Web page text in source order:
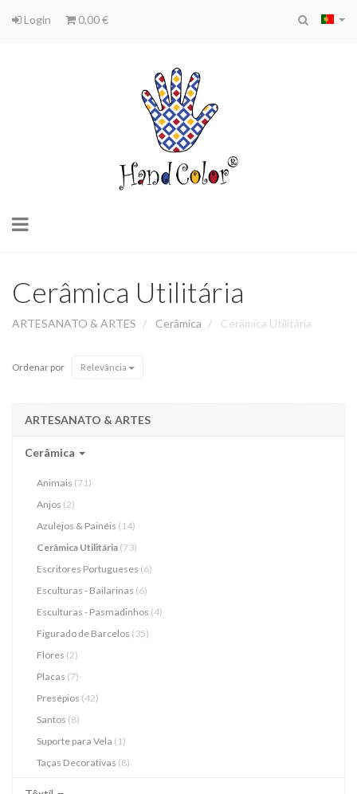
Login 0,00 €
Toggle
Cerâmica Utilitária
ARTESANATO & ARTES Cerâmica Cerâmica Utilitária
Ordenar por Relevância
ARTESANATO & ARTES
Cerâmica
Animais (71)
Anjos (2)
Azulejos & Painéis (14)
Cerâmica Utilitária (73)
Escritores Portugueses (6)
Esculturas - Bailarinas (6)
Esculturas - Pasmadinhos (4)
Figurado de Barcelos (35)
Flores (2)
Placas (7)
Presépios (42)
Santos (8)
Suporte para Vela (1)
Taças Decorativas (8)